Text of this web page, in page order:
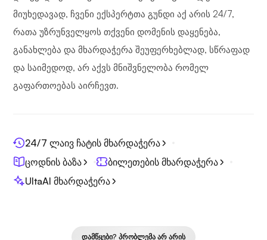
მიუხედავად, ჩვენი ექსპერტთა გუნდი აქ არის 24/7,
რათა უზრუნველყოს თქვენი დომენის დაყენება,
განახლება და მხარდაჭერა შეუფერხებლად, სწრაფად
და საიმედოდ, არ აქვს მნიშვნელობა რომელ
გაფართოებას აირჩევთ.
24/7 ლაივ ჩატის მხარდაჭერა
ცოდნის ბაზა
ბილეთების მხარდაჭერა
UltaAI მხარდაჭერა
ᲓᲐᲛᲬᲧᲔᲑᲘ? ᲞᲠᲝᲑᲚᲔᲛᲐ ᲐᲠ ᲐᲠᲘᲡ